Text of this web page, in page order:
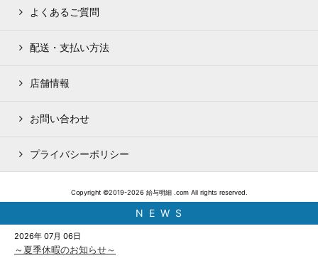
よくあるご質問
配送・支払い方法
店舗情報
お問い合わせ
プライバシーポリシー
Copyright ©2019-2026 給与明細 .com All rights reserved.
N E W S
2026年 07月 06日
～夏季休暇のお知らせ～